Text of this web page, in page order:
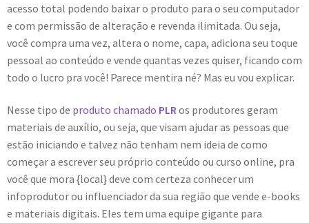
acesso total podendo baixar o produto para o seu computador
e com permissão de alteração e revenda ilimitada. Ou seja,
você compra uma vez, altera o nome, capa, adiciona seu toque
pessoal ao conteúdo e vende quantas vezes quiser, ficando com
todo o lucro pra você! Parece mentira né? Mas eu vou explicar.
Nesse tipo de produto chamado PLRos produtores geram
materiais de auxílio, ou seja, que visam ajudar as pessoas que
estão iniciando e talvez não tenham nem ideia de como
começar a escrever seu próprio conteúdo ou curso online, pra
você que mora {local} deve com certeza conhecer um
infoprodutor ou influenciador da sua região que vende e-books
e materiais digitais. Eles tem uma equipe gigante para